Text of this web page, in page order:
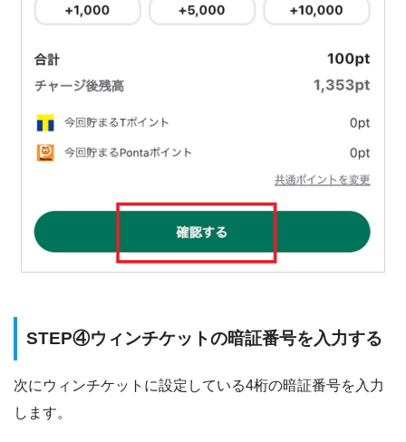
STEP④ウィンチケットの暗証番号を入力する
次にウィンチケットに設定している4桁の暗証番号を入力
します。